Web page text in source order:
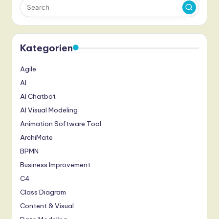
Kategorien
Agile
AI
AI Chatbot
AI Visual Modeling
Animation Software Tool
ArchiMate
BPMN
Business Improvement
C4
Class Diagram
Content & Visual